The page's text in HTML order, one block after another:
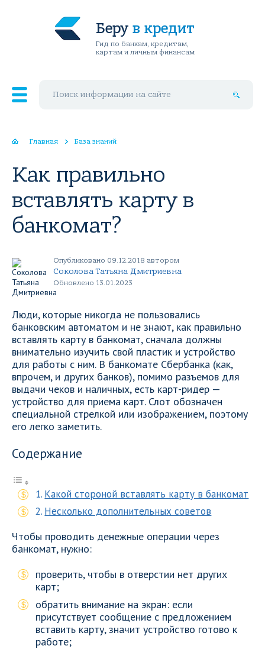
Беру в кредит
Гид по банкам, кредитам,
картам и личным финансам
Главная База знаний
Как правильно
вставлять карту в
банкомат?
Опубликовано 09.12.2018 автором
Соколова Татьяна Дмитриевна
Обновлено 13.01.2023
Люди, которые никогда не пользовались
банковским автоматом и не знают, как правильно
вставлять карту в банкомат, сначала должны
внимательно изучить свой пластик и устройство
для работы с ним. В банкомате Сбербанка (как,
впрочем, и других банков), помимо разъемов для
выдачи чеков и наличных, есть карт-ридер —
устройство для приема карт. Слот обозначен
специальной стрелкой или изображением, поэтому
его легко заметить.
Содержание
Какой стороной вставлять карту в банкомат
Несколько дополнительных советов
Чтобы проводить денежные операции через
банкомат, нужно:
проверить, чтобы в отверстии нет других
карт;
обратить внимание на экран: если
присутствует сообщение с предложением
вставить карту, значит устройство готово к
работе;